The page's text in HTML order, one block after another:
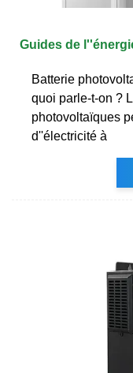
Guides de
Batterie
quoi parle-t-on ?
photovoltaïques
d''électricité à